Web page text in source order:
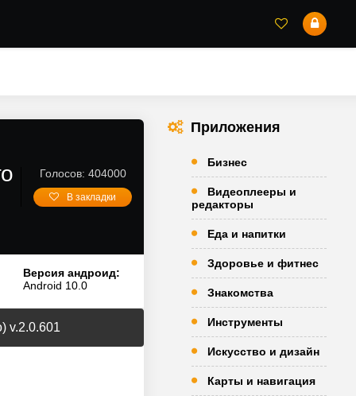
Голосов: 404000
В закладки
Версия андроид:
Android 10.0
v.2.0.601
Приложения
Бизнес
Видеоплееры и
редакторы
Еда и напитки
Здоровье и фитнес
Знакомства
Инструменты
Искусство и дизайн
Карты и навигация